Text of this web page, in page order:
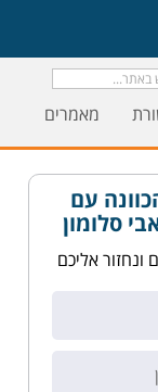
מאמרים
עם
סלומון
ונחזור אליכם